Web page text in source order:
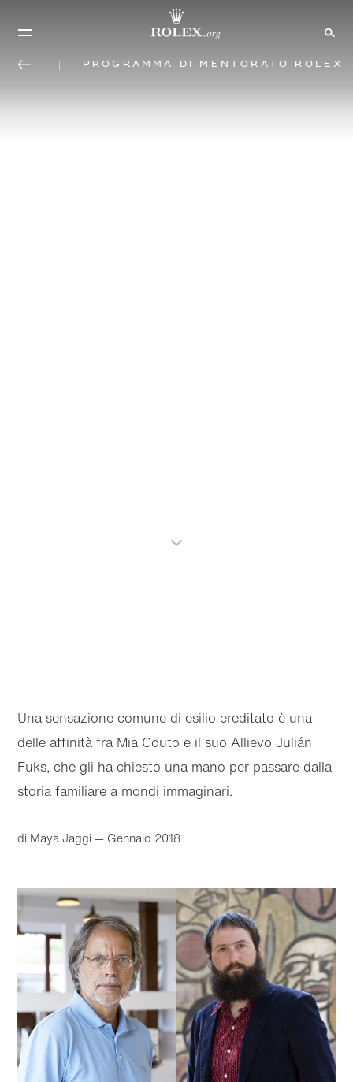
Programma di mentorato Rolex
Una sensazione comune di esilio ereditato è una
delle affinità fra Mia Couto e il suo Allievo Julián
Fuks, che gli ha chiesto una mano per passare dalla
storia familiare a mondi immaginari.
di Maya Jaggi— Gennaio 2018